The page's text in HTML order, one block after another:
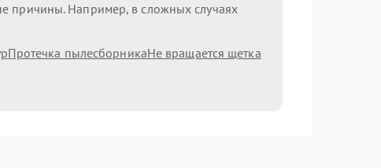
причины. Например, в сложных случаях
Протечка пылесборникаНе вращается щетка